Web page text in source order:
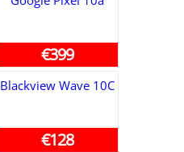
€399
Blackview Wave 10C
€128